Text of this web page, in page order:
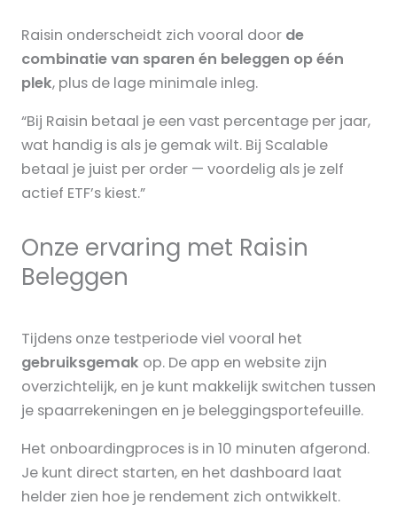
Raisin onderscheidt zich vooral door de
combinatie van sparen én beleggen op één
plek, plus de lage minimale inleg.
“Bij Raisin betaal je een vast percentage per jaar,
wat handig is als je gemak wilt. Bij Scalable
betaal je juist per order — voordelig als je zelf
actief ETF’s kiest.”
Onze ervaring met Raisin
Beleggen
Tijdens onze testperiode viel vooral het
gebruiksgemak op. De app en website zijn
overzichtelijk, en je kunt makkelijk switchen tussen
je spaarrekeningen en je beleggingsportefeuille.
Het onboardingproces is in 10 minuten afgerond.
Je kunt direct starten, en het dashboard laat
helder zien hoe je rendement zich ontwikkelt.